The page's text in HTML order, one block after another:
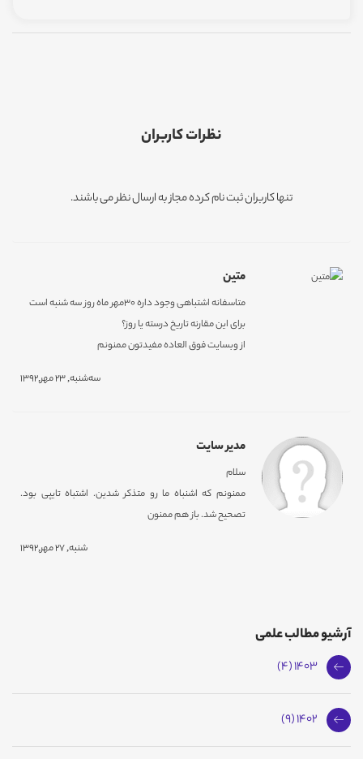
نظرات کاربران
تنها کاربران ثبت نام کرده مجاز به ارسال نظر می باشند.
متین
متاسفانه اشتباهی وجود داره 30مهر ماه روز سه شنبه است
برای این مقارنه تاریخ درسته یا روز؟
از وبسایت فوق العاده مفیدتون ممنونم
ﺳﻪشنبه, 23 مهر,1392
مدیر سایت
سلام
ممنونم که اشنباه ما رو متذکر شدین. اشتباه تایپی بود.
تصحیح شد. باز هم ممنون
شنبه, 27 مهر,1392
آرشیو مطالب علمی
1403 (4)
1402 (9)